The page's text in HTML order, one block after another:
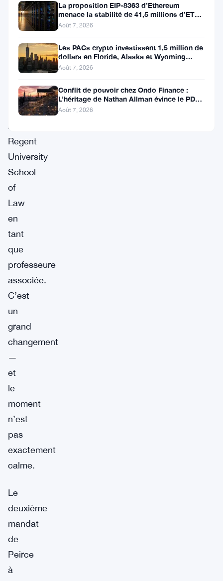
quitter
l’agence
novembre
pour
rejoindre
la
Regent
University
School
of
Law
en
tant
que
professeure
associée.
C’est
un
grand
changement
—
et
le
moment
n’est
pas
exactement
calme.
Le
deuxième
mandat
de
Peirce
à
La proposition EIP-8363 d’Ethereum
menace la stabilité de 41,5 millions d’ETH
stakés et de la DeFi
Août 7, 2026
Les PACs crypto investissent 1,5 million de
dollars en Floride, Alaska et Wyoming
après un revers au Michigan
Août 7, 2026
Conflit de pouvoir chez Ondo Finance :
L’héritage de Nathan Allman évince le PDG
Ian De Bode le 24 juillet
Août 7, 2026